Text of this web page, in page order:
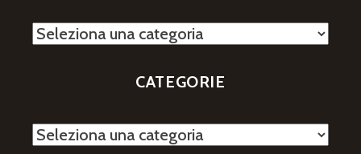
Categorie
CATEGORIE
Categorie